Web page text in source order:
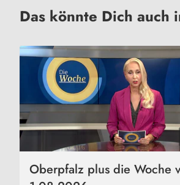
Das könnte Dich auch
Oberpfalz plus die Woche